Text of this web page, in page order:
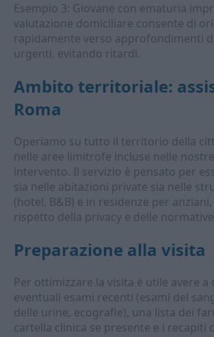
Esempio 3: Giovane con ematuria
valutazione domiciliare consente di
rapidamente verso approfondimenti
urgenti, evitando ritardi.
Ambito territoriale:
Roma
Operiamo su tutto il territorio della
nelle aree limitrofe incluse nelle
intervento. Il servizio è pensato per
sia nelle abitazioni private sia nelle
(hotel, B&B) e in residenze per
rispetto della privacy e delle
Preparazione alla visita
Per ottimizzare la visita è utile avere a
eventuali esami recenti (esami del
delle urine, ecografie), una lista dei
cartella clinica se presente e i recapiti